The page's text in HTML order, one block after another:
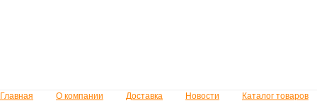
Главная О компании Доставка Новости
Каталог товаров